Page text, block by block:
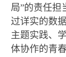
局”的责任担
过详实的数
主题实践、
体协作的青春